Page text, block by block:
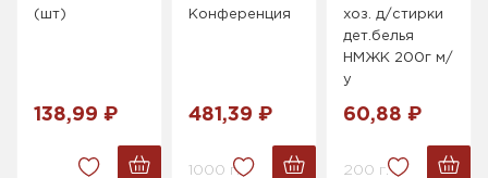
(шт)
138,99 ₽
Конференция
481,39 ₽
1000 г.
хоз. д/стирки
дет.белья
НМЖК 200г м/
у
60,88 ₽
200 г.